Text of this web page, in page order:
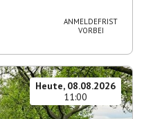
ANMELDEFRIST
VORBEI
Heute, 08.08.2026
11:00